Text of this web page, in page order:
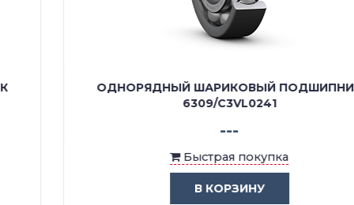
ОДНОРЯДНЫЙ ШАРИКОВЫЙ ПОДШИПНИК
6309/C3VL0241
Быстрая покупка
В КОРЗИНУ